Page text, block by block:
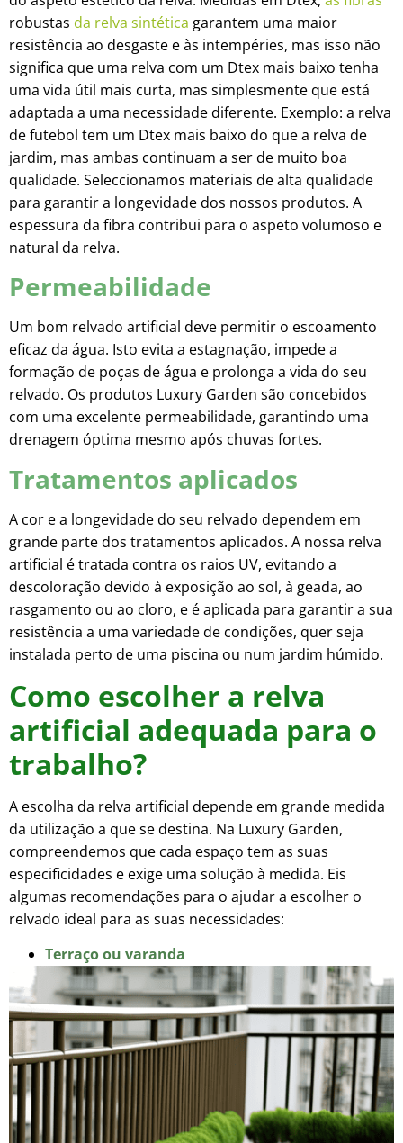
robustas da relva sintética garantem uma maior
resistência ao desgaste e às intempéries, mas isso não
significa que uma relva com um Dtex mais baixo tenha
uma vida útil mais curta, mas simplesmente que está
adaptada a uma necessidade diferente. Exemplo: a relva
de futebol tem um Dtex mais baixo do que a relva de
jardim, mas ambas continuam a ser de muito boa
qualidade. Seleccionamos materiais de alta qualidade
para garantir a longevidade dos nossos produtos. A
espessura da fibra contribui para o aspeto volumoso e
natural da relva.
Permeabilidade
Um bom relvado artificial deve permitir o escoamento
eficaz da água. Isto evita a estagnação, impede a
formação de poças de água e prolonga a vida do seu
relvado. Os produtos Luxury Garden são concebidos
com uma excelente permeabilidade, garantindo uma
drenagem óptima mesmo após chuvas fortes.
Tratamentos aplicados
A cor e a longevidade do seu relvado dependem em
grande parte dos tratamentos aplicados. A nossa relva
artificial é tratada contra os raios UV, evitando a
descoloração devido à exposição ao sol, à geada, ao
rasgamento ou ao cloro, e é aplicada para garantir a sua
resistência a uma variedade de condições, quer seja
instalada perto de uma piscina ou num jardim húmido.
Como escolher a relva
artificial adequada para o
trabalho?
A escolha da relva artificial depende em grande medida
da utilização a que se destina. Na Luxury Garden,
compreendemos que cada espaço tem as suas
especificidades e exige uma solução à medida. Eis
algumas recomendações para o ajudar a escolher o
relvado ideal para as suas necessidades:
Terraço ou varanda